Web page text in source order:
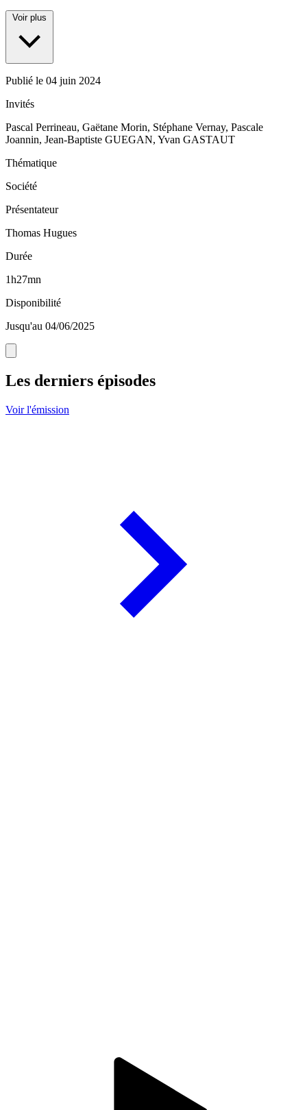
Voir plus
Publié le 04 juin 2024
Invités
Pascal Perrineau, Gaëtane Morin, Stéphane Vernay, Pascale
Joannin, Jean-Baptiste GUEGAN, Yvan GASTAUT
Thématique
Société
Présentateur
Thomas Hugues
Durée
1h27mn
Disponibilité
Jusqu'au 04/06/2025
Les derniers épisodes
Voir l'émission